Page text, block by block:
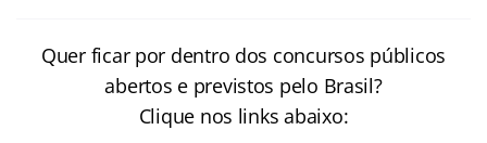
Quer ficar por dentro dos concursos públicos
abertos e previstos pelo Brasil?
Clique nos links abaixo: